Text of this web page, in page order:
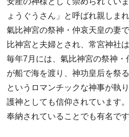
ょうぐうさん」と呼ばれ親しま
氣比神宮の祭神・仲哀天皇の妻
比神宮と夫婦とされ、常宮神社
毎年7月には、氣比神宮の祭神
が船で海を渡り、神功皇后を祭
というロマンチックな神事が執
護神としても信仰されています
奉納されていることでも有名です